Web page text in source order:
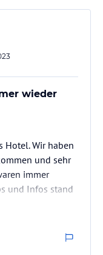
wieder
Hotel. Wir haben
und sehr
immer
und Infos stand